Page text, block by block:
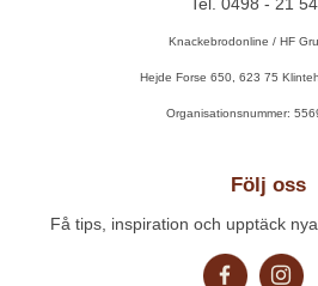
Tel. 0498 - 21
Knackebrodonline / HF
Hejde Forse 650, 623 75
Organisationsnummer:
Följ oss
Få tips, inspiration och upptäck